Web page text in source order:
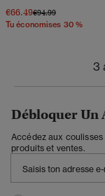
€66.49Prix réduit de
€94.99à
Tu économises 30 %
3
Débloquer Un
Accédez aux
produits et ventes.